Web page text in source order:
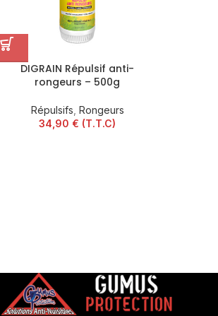
DIGRAIN Répulsif anti-
rongeurs – 500g
Répulsifs Rongeurs
34,90 € (T.T.C)